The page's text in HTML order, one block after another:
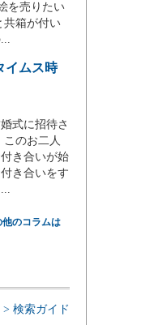
を売りたい
共箱が付い
イムス時
式に招待さ
のお二人
き合いが始
き合いをす
他のコラムは
> 検索ガイド